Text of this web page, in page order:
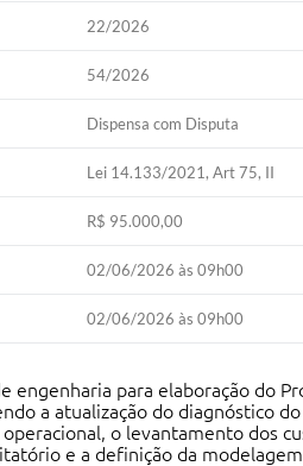
22/2026
54/2026
Dispensa com Disputa
Lei 14.133/2021, Art 75, II
R$ 95.000,00
02/06/2026 às 09h00
02/06/2026 às 09h00
engenharia para elaboração do
a atualização do diagnóstico
o levantamento dos
e a definição da